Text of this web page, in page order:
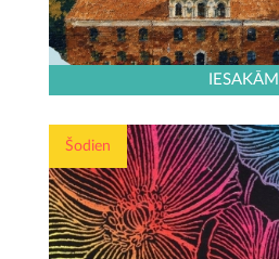
IESAKĀM
Šodien